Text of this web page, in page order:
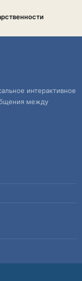
интерактивное
между